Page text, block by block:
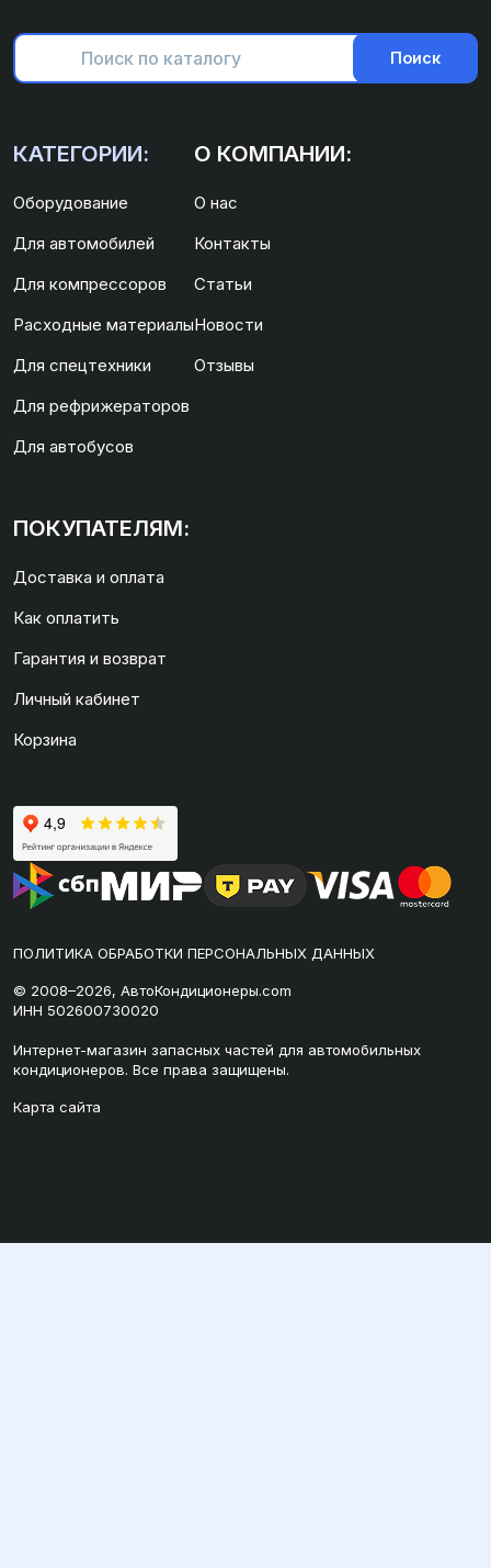
Поиск
КАТЕГОРИИ:
Оборудование
Для автомобилей
Для компрессоров
Расходные материалы
Для спецтехники
Для рефрижераторов
Для автобусов
О КОМПАНИИ:
О нас
Контакты
Статьи
Новости
Отзывы
ПОКУПАТЕЛЯМ:
Доставка и оплата
Как оплатить
Гарантия и возврат
Личный кабинет
Корзина
ПОЛИТИКА ОБРАБОТКИ ПЕРСОНАЛЬНЫХ ДАННЫХ
© 2008–2026, АвтоКондиционеры.com
ИНН 502600730020
Интернет-магазин запасных частей для автомобильных
кондиционеров. Все права защищены.
Карта сайта